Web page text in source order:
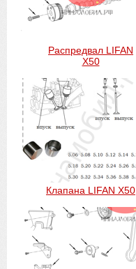
Распредвал LIFAN
X50
Клапана LIFAN X50